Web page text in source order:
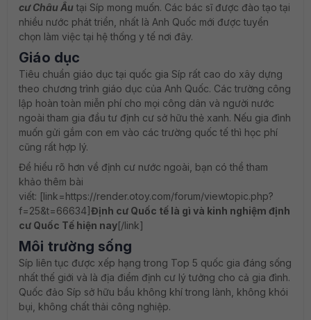
cư Châu Âu tại Síp mong muốn. Các bác sĩ được đào tạo tại
nhiều nước phát triển, nhất là Anh Quốc mới được tuyển
chọn làm việc tại hệ thống y tế nơi đây.
Giáo dục
Tiêu chuẩn giáo dục tại quốc gia Síp rất cao do xây dựng
theo chương trình giáo dục của Anh Quốc. Các trường công
lập hoàn toàn miễn phí cho mọi công dân và người nước
ngoài tham gia đầu tư định cư sở hữu thẻ xanh. Nếu gia đình
muốn gửi gắm con em vào các trường quốc tế thì học phí
cũng rất hợp lý.
Để hiểu rõ hơn về định cư nước ngoài, bạn có thể tham
khảo thêm bài
viết: [link=https://render.otoy.com/forum/viewtopic.php?
f=25&t=66634]Định cư Quốc tế là gì và kinh nghiệm định
cư Quốc Tế hiện nay[/link]
Môi trường sống
Síp liên tục được xếp hạng trong Top 5 quốc gia đáng sống
nhất thế giới và là địa điểm định cư lý tưởng cho cả gia đình.
Quốc đảo Síp sở hữu bầu không khí trong lành, không khói
bụi, không chất thải công nghiệp.